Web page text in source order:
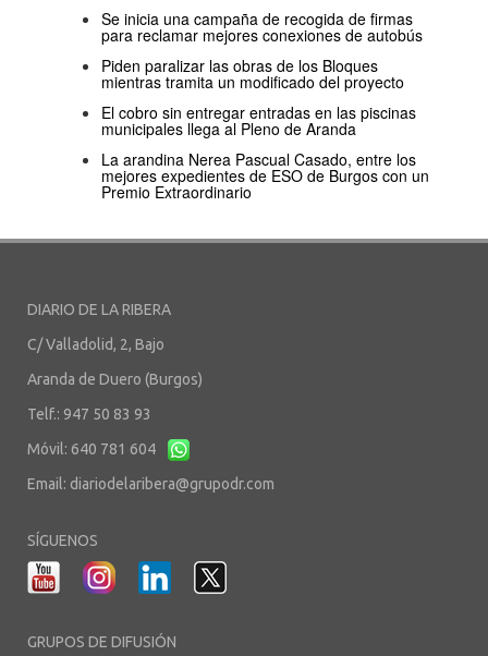
Se inicia una campaña de recogida de firmas
para reclamar mejores conexiones de autobús
Piden paralizar las obras de los Bloques
mientras tramita un modificado del proyecto
El cobro sin entregar entradas en las piscinas
municipales llega al Pleno de Aranda
La arandina Nerea Pascual Casado, entre los
mejores expedientes de ESO de Burgos con un
Premio Extraordinario
DIARIO DE LA RIBERA
C/ Valladolid, 2, Bajo
Aranda de Duero (Burgos)
Telf.: 947 50 83 93
Móvil: 640 781 604
Email: diariodelaribera@grupodr.com
SÍGUENOS
GRUPOS DE DIFUSIÓN